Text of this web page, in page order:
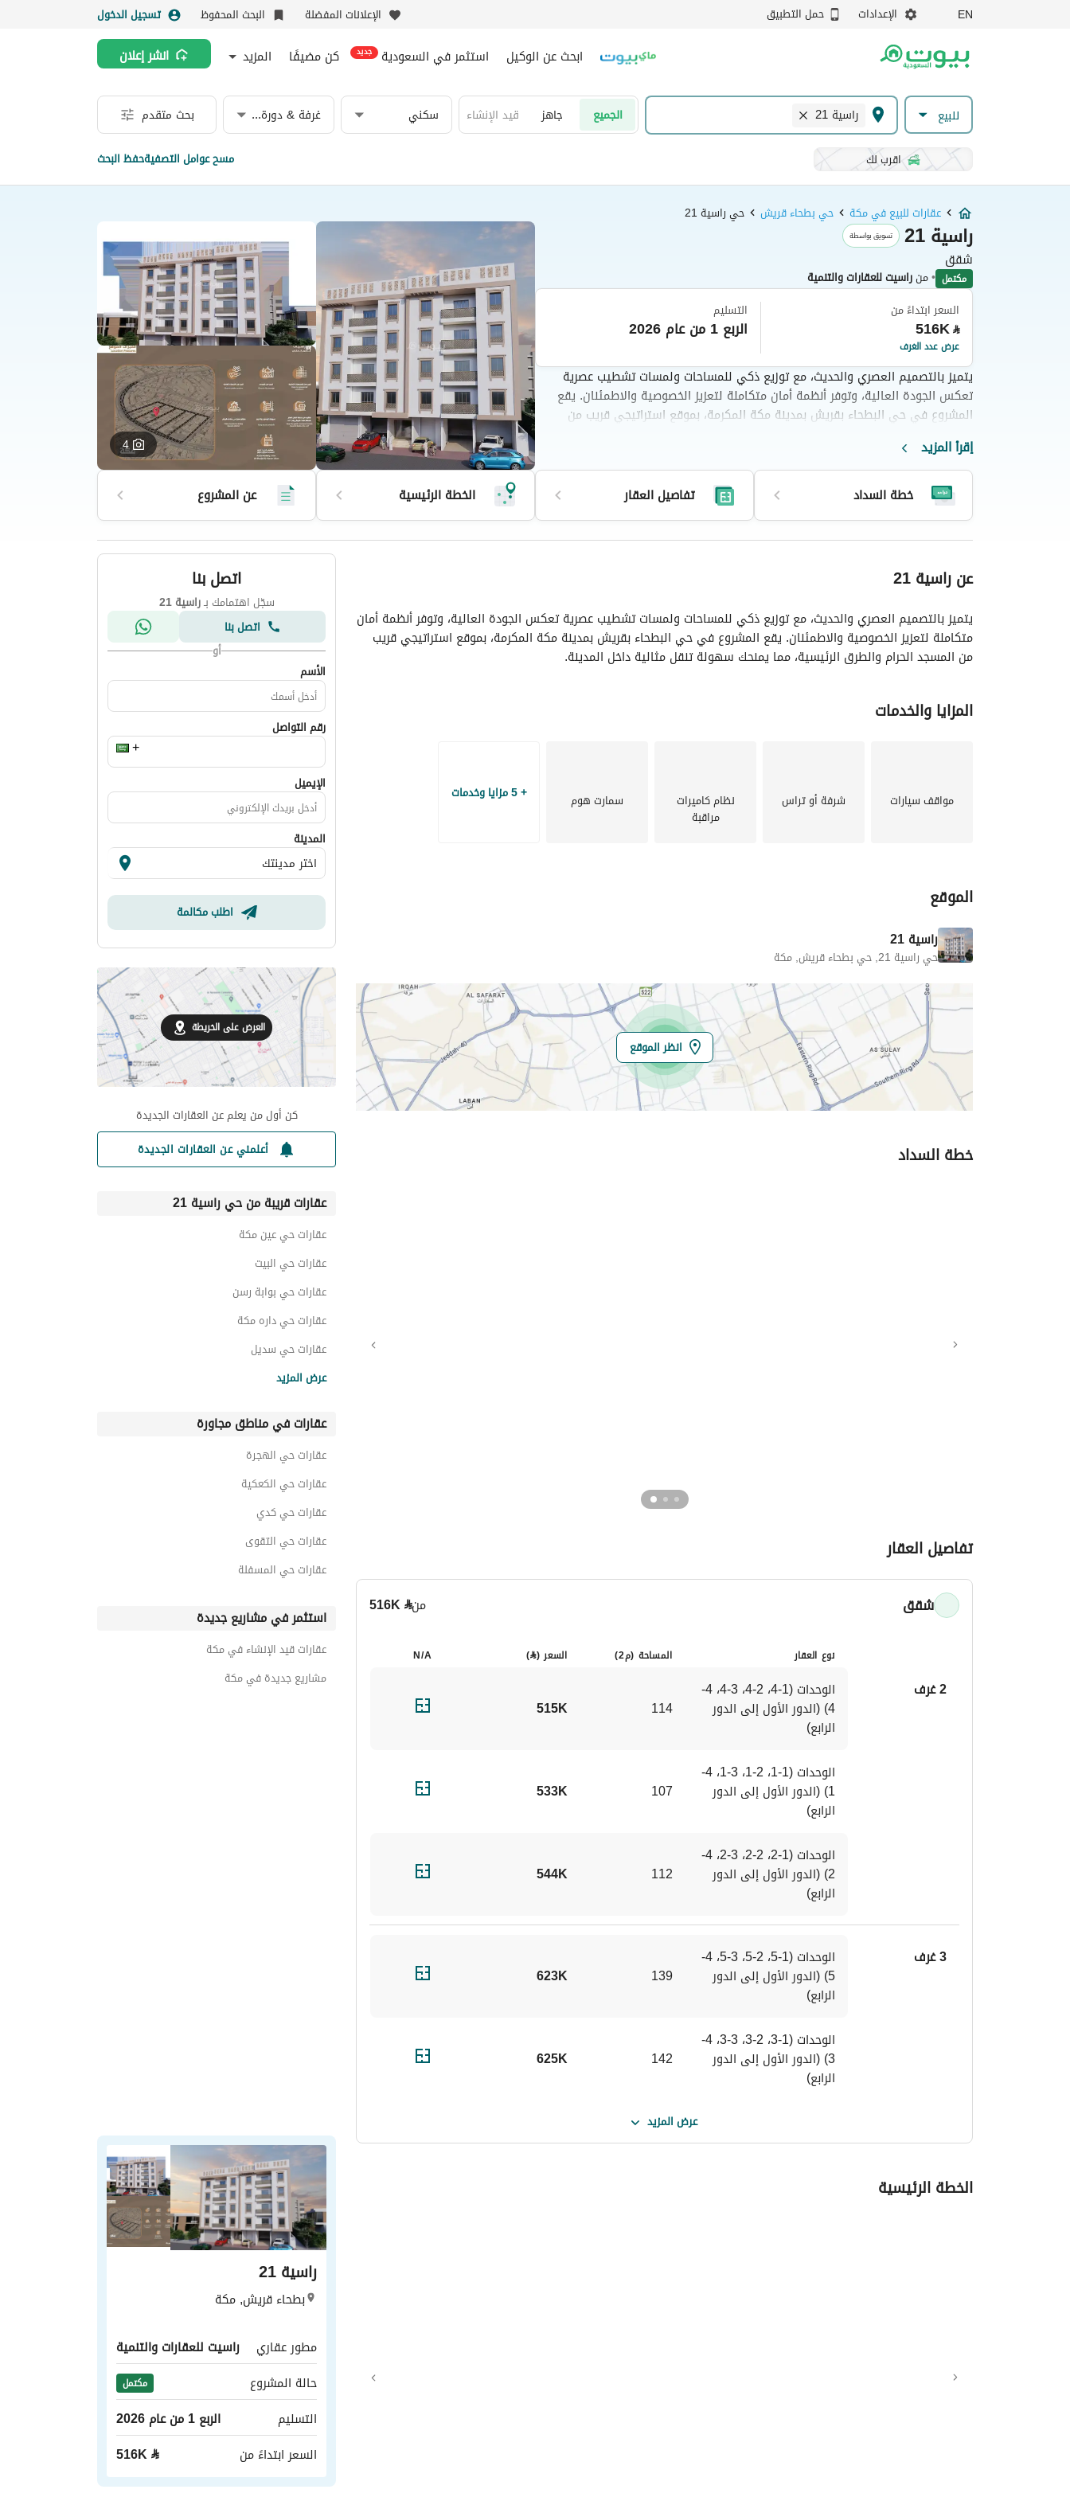
EN الإعدادات حمل التطبيق الإعلانات المفضلة البحث المحفوظ تسجيل الدخول
ابحث عن الوكيل استثمر في السعودية جديد كن مضيفًا المزيد انشر إعلان
للبيع راسية 21 الجميع جاهز قيد الإنشاء سكني غرفة & دورة مياه بحث متقدم
اقرب لك مسح عوامل التصفيةحفظ البحث
عقارات للبيع في مكة حي بطحاء قريش حي راسية 21
راسية 21 تسويق بواسطة
شقق
مكتمل •منراسيت للعقارات والتنمية
السعر ابتداءً من
⃁
516K
عرض عدد الغرف
التسليم
الربع 1 من عام 2026
يتميز بالتصميم العصري والحديث، مع توزيع ذكي للمساحات ولمسات تشطيب عصرية
تعكس الجودة العالية، وتوفر أنظمة أمان متكاملة لتعزيز الخصوصية والاطمئنان. يقع
المشروع في حي البطحاء بقريش بمدينة مكة المكرمة، بموقع استراتيجي قريب من
إقرأ المزيد 4
خطة السداد تفاصيل العقار الخطة الرئيسية عن المشروع
عن راسية 21
يتميز بالتصميم العصري والحديث، مع توزيع ذكي للمساحات ولمسات تشطيب عصرية تعكس الجودة العالية، وتوفر أنظمة أمان
متكاملة لتعزيز الخصوصية والاطمئنان. يقع المشروع في حي البطحاء بقريش بمدينة مكة المكرمة، بموقع استراتيجي قريب
من المسجد الحرام والطرق الرئيسية، مما يمنحك سهولة تنقل مثالية داخل المدينة.
المزايا والخدمات
مواقف سيارات شرفة أو تراس نظام كاميرات
مراقبة
سمارت هوم + 5 مزايا وخدمات
الموقع
راسية 21
حي راسية 21, حي بطحاء قريش, مكة
انظر الموقع
خطة السداد
تفاصيل العقار
شقق من⃁
516K
2 غرف
نوع العقار المساحة (م2) السعر (⃁
)
N/A
الوحدات (1-4، 2-4، 3-4، 4-
الرابع)
114
515K
الوحدات (1-1، 2-1، 3-1، 4-
الرابع)
107
533K
الوحدات (1-2، 2-2، 3-2، 4-
الرابع)
112
544K
3 غرف الوحدات (1-5، 2-5، 3-5، 4-
الرابع)
139
623K
الوحدات (1-3، 2-3، 3-3، 4-
الرابع)
142
625K
عرض المزيد
الخطة الرئيسية
اتصل بنا
سجّل اهتمامك بـراسية 21
اتصل بنا
أو
الأسم
رقم التواصل
الإيميل
المدينة
اطلب مكالمة
العرض على الخريطة
كن أول من يعلم عن العقارات الجديدة
أعلمني عن العقارات الجديدة
عقارات قريبة من حي راسية 21
عقارات حي عين مكة
عقارات حي البيت
عقارات حي بوابة رسن
عقارات حي داره مكة
عقارات حي سديل
عقارات حي الاجاويد
عقارات حي العدل
عقارات حي الأمير فواز الجنوبي
عرض المزيد
عقارات في مناطق مجاورة
عقارات حي الهجرة
عقارات حي الكعكية
عقارات حي كدي
عقارات حي التقوى
عقارات حي المسفلة
استثمر في مشاريع جديدة
عقارات قيد الإنشاء في مكة
مشاريع جديدة في مكة
راسية 21
بطحاء قريش, مكة
مطور عقاري
راسيت للعقارات والتنمية
حالة المشروع
مكتمل
التسليم
الربع 1 من عام 2026
السعر ابتداءً من
⃁
516K